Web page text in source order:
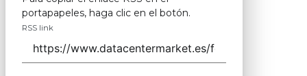
portapapeles, haga clic en el botón.
RSS link